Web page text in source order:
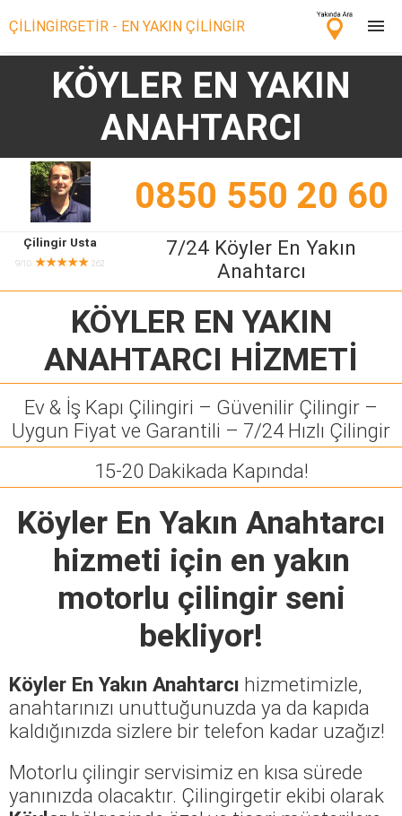
ÇİLİNGİRGETİR - EN YAKIN ÇİLİNGİR
Çilingir Ara
Çilingir misin? Bize Katıl!
KÖYLER EN YAKIN
ANAHTARCI
0850 550 20 60
Çilingir Usta
9/10 ★★★★★262
7/24 Köyler En Yakın
Anahtarcı
KÖYLER EN YAKIN
ANAHTARCI HİZMETİ
Ev & İş Kapı Çilingiri – Güvenilir Çilingir –
Uygun Fiyat ve Garantili – 7/24 Hızlı Çilingir
15-20 Dakikada Kapında!
Köyler En Yakın Anahtarcı
hizmeti için en yakın
motorlu çilingir seni
bekliyor!
Köyler En Yakın Anahtarcı hizmetimizle,
anahtarınızı unuttuğunuzda ya da kapıda
kaldığınızda sizlere bir telefon kadar uzağız!
Motorlu çilingir servisimiz en kısa sürede
yanınızda olacaktır. Çilingirgetir ekibi olarak